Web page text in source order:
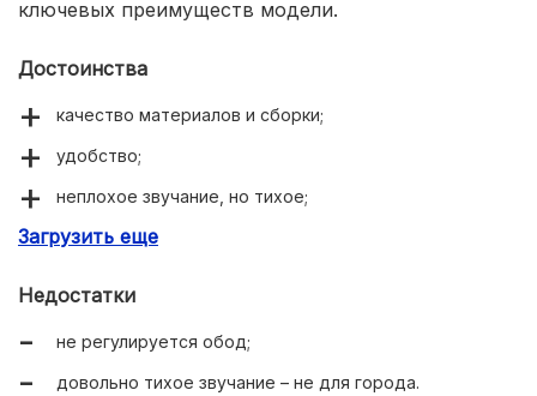
ключевых преимуществ модели.
Достоинства
качество материалов и сборки;
удобство;
неплохое звучание, но тихое;
надёжная фиксация благодаря резиновой ленте.
Загрузить еще
Недостатки
не регулируется обод;
довольно тихое звучание – не для города.